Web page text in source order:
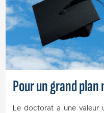
Pour un grand
Le doctorat a une valeur